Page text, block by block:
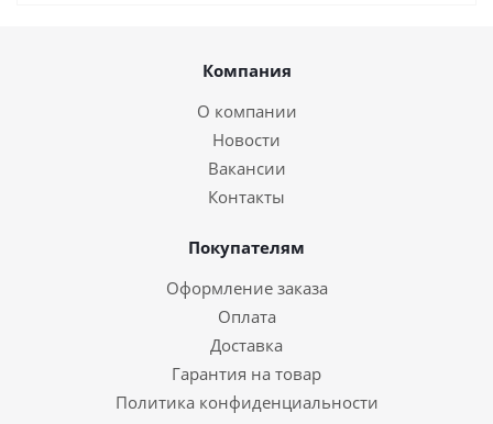
Компания
О компании
Новости
Вакансии
Контакты
Покупателям
Оформление заказа
Оплата
Доставка
Гарантия на товар
Политика конфиденциальности